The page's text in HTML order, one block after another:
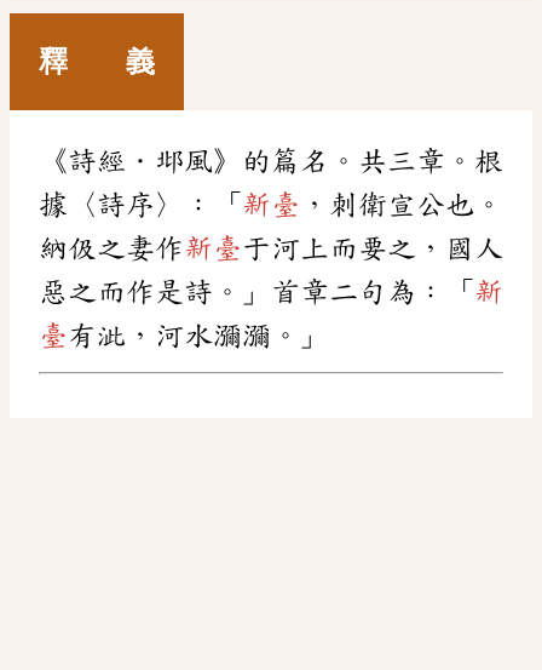
釋 義
《詩經．邶風》的篇名。共三章。根
據〈詩序〉：「 新臺 ，刺衛宣公也。
納伋之妻作新臺于河上而要之，國人
惡之而作是詩。」首章二句為：「 新
臺有泚，河水瀰瀰。」